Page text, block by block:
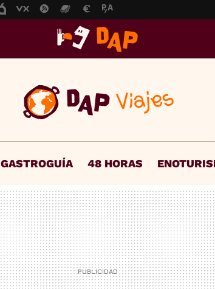
GASTROGUÍA 48 HORAS